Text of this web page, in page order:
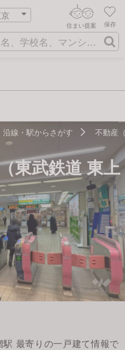
保存
住まい提案
学校区
沿線・駅からさがす 不動産
東武鉄道 東上
最寄りの一戸建て情報で